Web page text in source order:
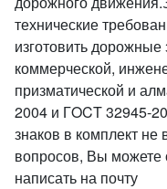
технические
изготовить дорожные
коммерческой,
призматической и
2004 и ГOCT 32945-
знаков в комплект не
вопросов, Вы можете
написать на почту